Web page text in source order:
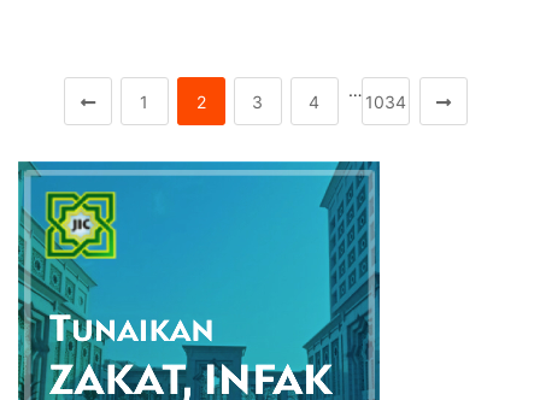
1 2 3 4
…
1034